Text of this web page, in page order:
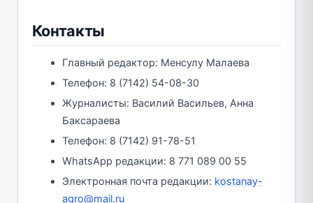
Контакты
Главный редактор: Менсулу Малаева
Телефон: 8 (7142) 54-08-30
Журналисты: Василий Васильев, Анна
Баксараева
Телефон: 8 (7142) 91-78-51
WhatsApp редакции: 8 771 089 00 55
Электронная почта редакции: kostanay-
agro@mail.ru